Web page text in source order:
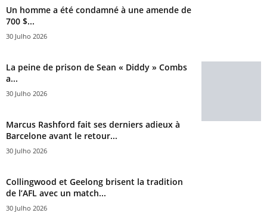
Un homme a été condamné à une amende de
700 $...
30 Julho 2026
La peine de prison de Sean « Diddy » Combs
a...
30 Julho 2026
Marcus Rashford fait ses derniers adieux à
Barcelone avant le retour...
30 Julho 2026
Collingwood et Geelong brisent la tradition
de l’AFL avec un match...
30 Julho 2026